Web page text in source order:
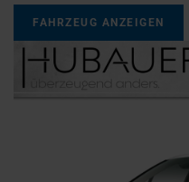
FAHRZEUG ANZEIGEN